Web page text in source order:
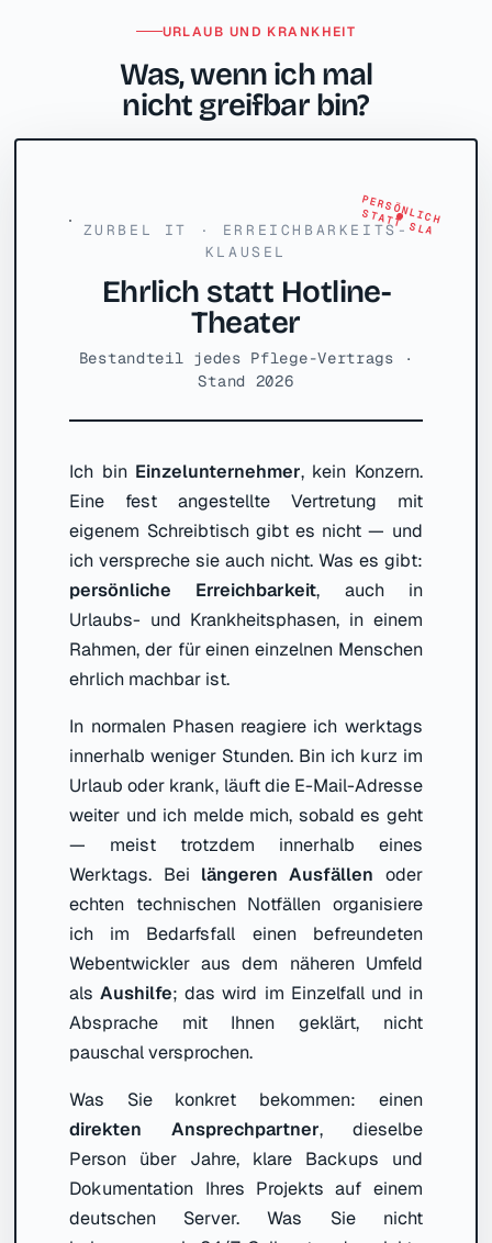
URLAUB UND KRANKHEIT
Was, wenn ich mal
nicht greifbar bin?
ZURBEL IT · ERREICHBARKEITS-
KLAUSEL
Ehrlich statt Hotline-
Theater
Bestandteil jedes Pflege-Vertrags ·
Stand 2026
PERSÖNLICH
STATT SLA
Ich bin Einzelunternehmer, kein Konzern.
Eine fest angestellte Vertretung mit
eigenem Schreibtisch gibt es nicht — und
ich verspreche sie auch nicht. Was es gibt:
persönliche Erreichbarkeit, auch in
Urlaubs- und Krankheitsphasen, in einem
Rahmen, der für einen einzelnen Menschen
ehrlich machbar ist.
In normalen Phasen reagiere ich werktags
innerhalb weniger Stunden. Bin ich kurz im
Urlaub oder krank, läuft die E-Mail-Adresse
weiter und ich melde mich, sobald es geht
— meist trotzdem innerhalb eines
Werktags. Bei längeren Ausfällen oder
echten technischen Notfällen organisiere
ich im Bedarfsfall einen befreundeten
Webentwickler aus dem näheren Umfeld
alsAushilfe; das wird im Einzelfall und in
Absprache mit Ihnen geklärt, nicht
pauschal versprochen.
Was Sie konkret bekommen: einen
direkten Ansprechpartner, dieselbe
Person über Jahre, klare Backups und
Dokumentation Ihres Projekts auf einem
deutschen Server. Was Sie nicht